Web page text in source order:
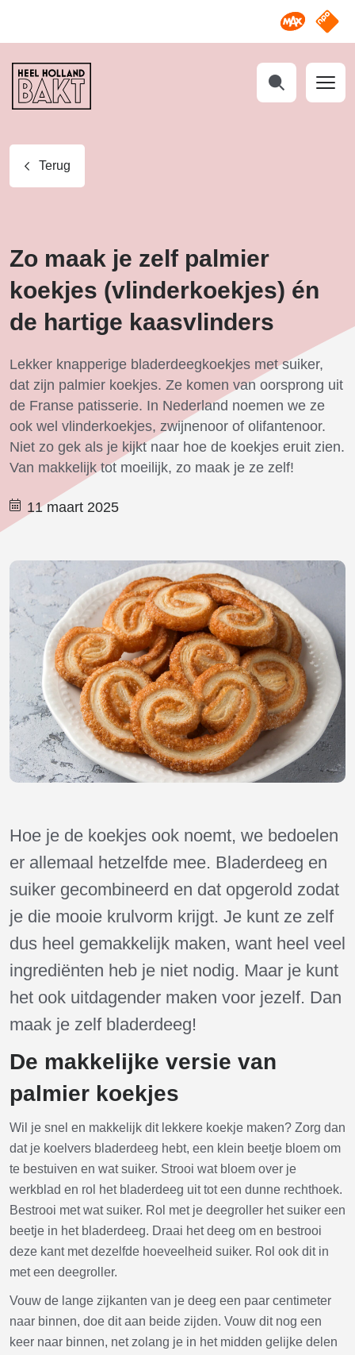
Omroep
NPO
Heel
Holland
Bakt
Terug
Zo maak je zelf palmier
koekjes (vlinderkoekjes) én
de hartige kaasvlinders
Lekker knapperige bladerdeegkoekjes met suiker,
dat zijn palmier koekjes. Ze komen van oorsprong uit
de Franse patisserie. In Nederland noemen we ze
ook wel vlinderkoekjes, zwijnenoor of olifantenoor.
Niet zo gek als je kijkt naar hoe de koekjes eruit zien.
Van makkelijk tot moeilijk, zo maak je ze zelf!
11 maart 2025
Hoe je de koekjes ook noemt, we bedoelen
er allemaal hetzelfde mee. Bladerdeeg en
suiker gecombineerd en dat opgerold zodat
je die mooie krulvorm krijgt. Je kunt ze zelf
dus heel gemakkelijk maken, want heel veel
ingrediënten heb je niet nodig. Maar je kunt
het ook uitdagender maken voor jezelf. Dan
maak je zelf bladerdeeg!
De makkelijke versie van
palmier koekjes
Wil je snel en makkelijk dit lekkere koekje maken? Zorg dan
dat je koelvers bladerdeeg hebt, een klein beetje bloem om
te bestuiven en wat suiker. Strooi wat bloem over je
werkblad en rol het bladerdeeg uit tot een dunne rechthoek.
Bestrooi met wat suiker. Rol met je deegroller het suiker een
beetje in het bladerdeeg. Draai het deeg om en bestrooi
deze kant met dezelfde hoeveelheid suiker. Rol ook dit in
met een deegroller.
Vouw de lange zijkanten van je deeg een paar centimeter
naar binnen, doe dit aan beide zijden. Vouw dit nog een
keer naar binnen, net zolang je in het midden gelijke delen